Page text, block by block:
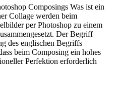
Composings Was ist ein
Collage werden beim
per Photoshop zu einem
Der Begriff
des englischen Begriffs
beim Composing ein hohes
Perfektion erforderlich